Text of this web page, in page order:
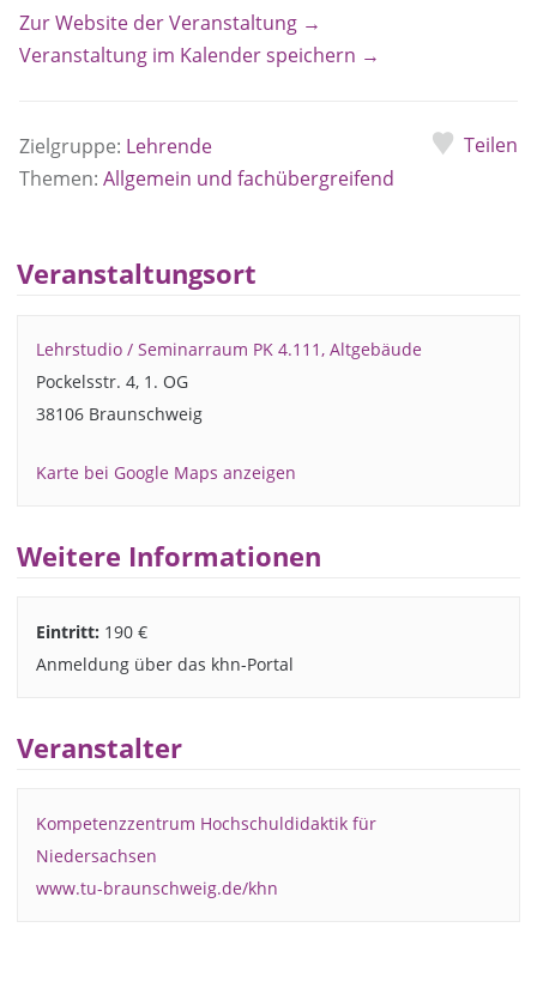
Zur Website der Veranstaltung →
Veranstaltung im Kalender speichern →
Zielgruppe: Lehrende
Themen: Allgemein und fachübergreifend
Teilen
Veranstaltungsort
Lehrstudio / Seminarraum PK 4.111, Altgebäude
Pockelsstr. 4, 1. OG
38106 Braunschweig
Karte bei Google Maps anzeigen
Weitere Informationen
Eintritt: 190 €
Anmeldung über das khn-Portal
Veranstalter
Kompetenzzentrum Hochschuldidaktik für
Niedersachsen
www.tu-braunschweig.de/khn